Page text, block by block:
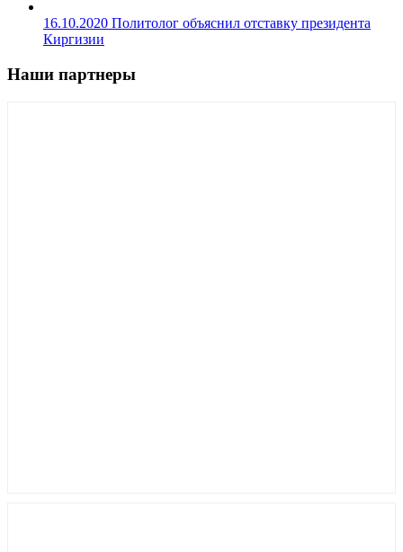
16.10.2020 Политолог объяснил отставку президента
Киргизии
Наши партнеры